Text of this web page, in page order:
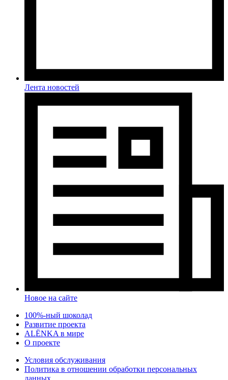
Лента новостей
Новое на сайте
100%-ный шоколад
Развитие проекта
ALЁNKA в мире
О проекте
Условия обслуживания
Политика в отношении обработки персональных
данных